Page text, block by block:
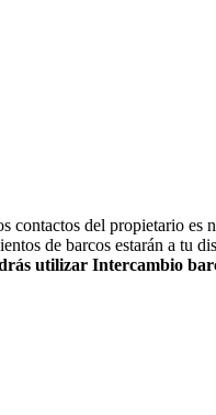
del propietario es
de barcos estarán a tu
utilizar Intercambio